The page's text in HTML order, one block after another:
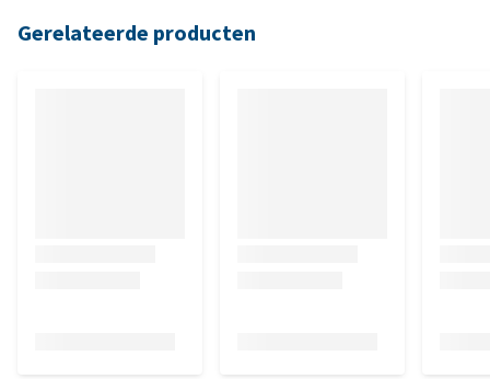
Gerelateerde producten